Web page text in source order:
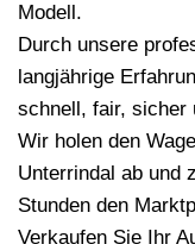
Modell.
Durch unsere
langjährige
schnell, fair, sicher
Wir holen den
Unterrindal ab und
Stunden den
Verkaufen Sie Ihr